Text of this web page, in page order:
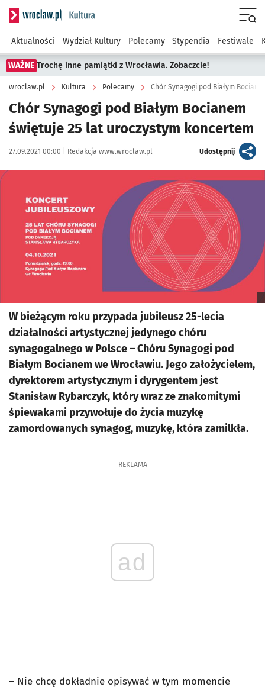
Serwis informacyjny wroclaw.pl podserwis: Kultura
Aktualności Wydział Kultury Polecamy Stypendia Festiwale
WAŻNE Trochę inne pamiątki z Wrocławia. Zobaczcie!
wroclaw.pl Kultura Polecamy Chór Synagogi pod Białym
Chór Synagogi pod Białym Bocianem
świętuje 25 lat uroczystym koncertem
Data publikacji:
27.09.2021 00:00 | Autor:
Redakcja www.wroclaw.pl Udostępnijartykuł
Kliknij, aby powiększyć
W bieżącym roku przypada jubileusz 25-lecia
działalności artystycznej jedynego chóru
synagogalnego w Polsce – Chóru Synagogi pod
Białym Bocianem we Wrocławiu. Jego założycielem,
dyrektorem artystycznym i dyrygentem jest
Stanisław Rybarczyk, który wraz ze znakomitymi
śpiewakami przywołuje do życia muzykę
zamordowanych synagog, muzykę, która zamilkła.
REKLAMA
ad
– Nie chcę dokładnie opisywać w tym momencie